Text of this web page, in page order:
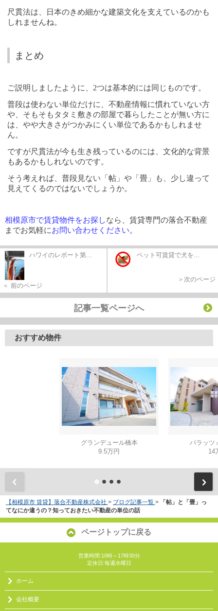
尺貫法は、日本のきめ細かな建築文化を支えているのかも
しれませんね。
まとめ
ご説明しましたように、 2つは基本的には同じものです。
普段は使わない単位だけに、不動産情報に慣れていない方
や、そもそもタタミ敷きの部屋で暮らしたことが無い方に
は、やや大きさがつかみにくい単位であるかもしれませ
ん。
ですが尺貫法が今も生き残っているのには、文化的な背景
もあるかもしれないのです。
そう考えれば、普段見ない「帖」や「畳」も、少し違って
見えてくるのではないでしょうか。
相模原市で賃貸物件をお探しなら、賃貸専門の落合不動産
までお気軽にお問い合わせください。
ハワイのレポート第...
＜ 前のページ
ペット可賃貸で犬を...
＞次のページ
記事一覧ページへ
おすすめ物件
グランデュール橋本
9.5万円
パラッ
14
【相模原市 賃貸】落合不動産株式会社 > ブログ記事一覧 >
「帖」と「畳」っ
てなにか違うの？知っておきたい不動産の単位の話
ページトップに戻る
営業時間:10時～17時30分
定休日:毎週水曜日
ホーム
会社概要